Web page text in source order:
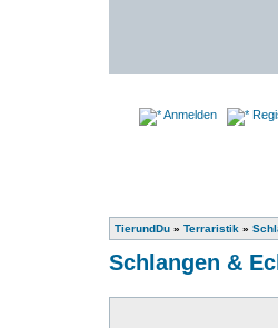
Anmelden
TierundDu » Terraristik »
Schlangen &